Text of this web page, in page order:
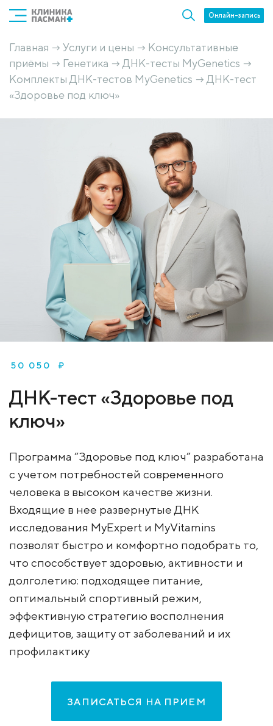
Онлайн-запись
Главная → Услуги и цены → Консультативные
приёмы → Генетика → ДНК-тесты MyGenetics →
Комплекты ДНК-тестов MyGenetics → ДНК-тест
«Здоровье под ключ»
50 050 ₽
ДНК-тест «Здоровье под
ключ»
Программа “Здоровье под ключ” разработана
с учетом потребностей современного
человека в высоком качестве жизни.
Входящие в нее развернутые ДНК
исследования MyExpert и MyVitamins
позволят быстро и комфортно подобрать то,
что способствует здоровью, активности и
долголетию: подходящее питание,
оптимальный спортивный режим,
эффективную стратегию восполнения
дефицитов, защиту от заболеваний и их
профилактику
ЗАПИСАТЬСЯ НА ПРИЕМ